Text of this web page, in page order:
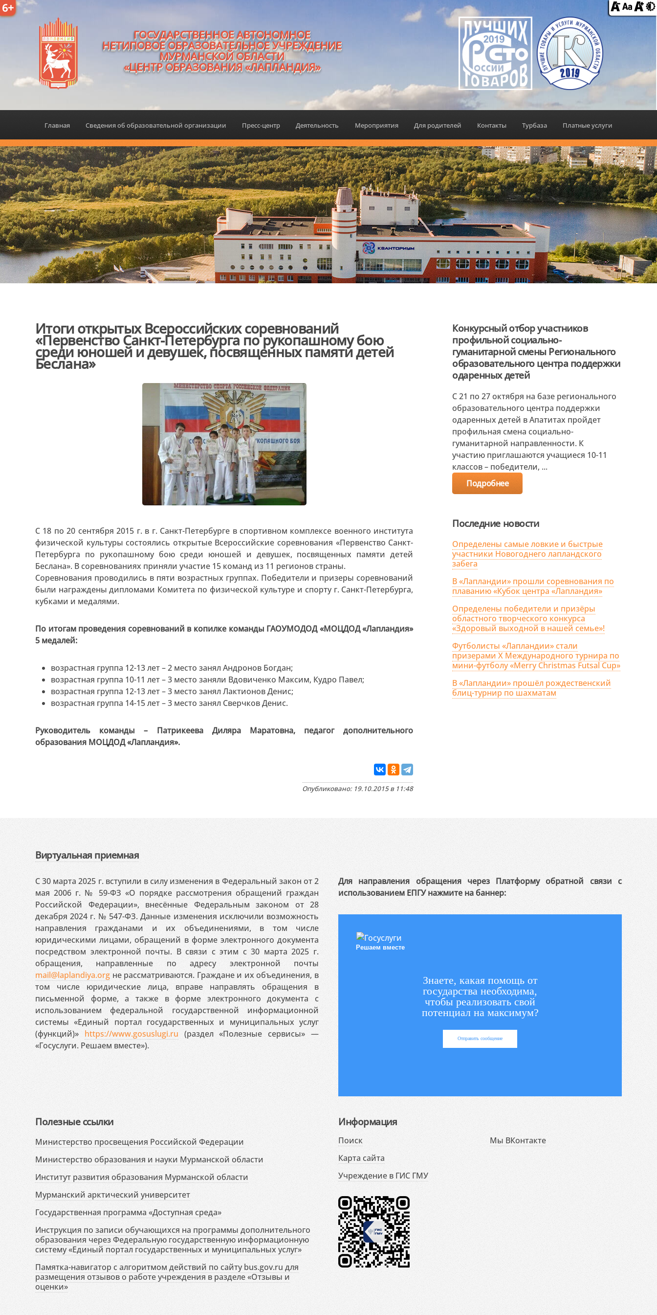
6+
ГОСУДАРСТВЕННОЕ АВТОНОМНОЕ
НЕТИПОВОЕ ОБРАЗОВАТЕЛЬНОЕ УЧРЕЖДЕНИЕ
МУРМАНСКОЙ ОБЛАСТИ
«ЦЕНТР ОБРАЗОВАНИЯ «ЛАПЛАНДИЯ»
Главная Сведения об образовательной организации Пресс-центр Деятельность Мероприятия Для родителей Контакты Турбаза Платные услуги
Итоги открытых Всероссийских соревнований
«Первенство Санкт-Петербурга по рукопашному бою
среди юношей и девушек, посвященных памяти детей
Беслана»
С 18 по 20 сентября 2015 г. в г. Санкт-Петербурге в спортивном комплексе военного института
физической культуры состоялись открытые Всероссийские соревнования «Первенство Санкт-
Петербурга по рукопашному бою среди юношей и девушек, посвященных памяти детей
Беслана». В соревнованиях приняли участие 15 команд из 11 регионов страны.
Соревнования проводились в пяти возрастных группах. Победители и призеры соревнований
были награждены дипломами Комитета по физической культуре и спорту г. Санкт-Петербурга,
кубками и медалями.
По итогам проведения соревнований в копилке команды ГАОУМОДОД «МОЦДОД «Лапландия»
5 медалей:
возрастная группа 12-13 лет – 2 место занял Андронов Богдан;
возрастная группа 10-11 лет – 3 место заняли Вдовиченко Максим, Кудро Павел;
возрастная группа 12-13 лет – 3 место занял Лактионов Денис;
возрастная группа 14-15 лет – 3 место занял Сверчков Денис.
Руководитель команды– Патрикеева Диляра Маратовна, педагог дополнительного
образования МОЦДОД «Лапландия».
Опубликовано: 19.10.2015 в 11:48
Конкурсный отбор участников
профильной социально-
гуманитарной смены Регионального
образовательного центра поддержки
одаренных детей
С 21 по 27 октября на базе регионального
образовательного центра поддержки
одаренных детей в Апатитах пройдет
профильная смена социально-
гуманитарной направленности. К
участию приглашаются учащиеся 10-11
классов – победители, ...
Подробнее
Последние новости
Определены самые ловкие и быстрые
участники Новогоднего лапландского
забега
В «Лапландии» прошли соревнования по
плаванию «Кубок центра «Лапландия»
Определены победители и призёры
областного творческого конкурса
«Здоровый выходной в нашей семье»!
Футболисты «Лапландии» стали
призерами X Международного турнира по
мини-футболу «Merry Christmas Futsal Cup»
В «Лапландии» прошёл рождественский
блиц-турнир по шахматам
Виртуальная приемная
С 30 марта 2025 г. вступили в силу изменения в Федеральный закон от 2
мая 2006 г. № 59-ФЗ «О порядке рассмотрения обращений граждан
Российской Федерации», внесённые Федеральным законом от 28
декабря 2024 г. № 547-ФЗ. Данные изменения исключили возможность
направления гражданами и их объединениями, в том числе
юридическими лицами, обращений в форме электронного документа
посредством электронной почты. В связи с этим с 30 марта 2025 г.
обращения, направленные по адресу электронной почты
mail@laplandiya.org не рассматриваются. Граждане и их объединения, в
том числе юридические лица, вправе направлять обращения в
письменной форме, а также в форме электронного документа с
использованием федеральной государственной информационной
системы «Единый портал государственных и муниципальных услуг
(функций)» https://www.gosuslugi.ru (раздел «Полезные сервисы» —
«Госуслуги. Решаем вместе»).
Для направления обращения через Платформу обратной связи с
использованием ЕПГУ нажмите на баннер:
Решаем вместе
Знаете, какая помощь от
государства необходима,
чтобы реализовать свой
потенциал на максимум?
Отправить сообщение
Полезные ссылки
Министерство просвещения Российской Федерации
Министерство образования и науки Мурманской области
Институт развития образования Мурманской области
Мурманский арктический университет
Государственная программа «Доступная среда»
Инструкция по записи обучающихся на программы дополнительного
образования через Федеральную государственную информационную
систему «Единый портал государственных и муниципальных услуг»
Памятка-навигатор с алгоритмом действий по сайту bus.gov.ru для
размещения отзывов о работе учреждения в разделе «Отзывы и
оценки»
Информация
Поиск
Карта сайта
Учреждение в ГИС ГМУ
Мы ВКонтакте